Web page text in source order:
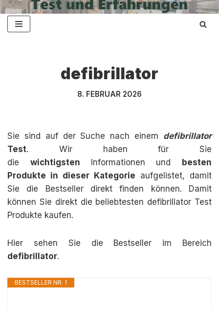
Zum
defibrillator
8. FEBRUAR 2026
Sie sind auf der Suche nach einem defibrillator
Test. Wir haben für Sie
die wichtigsten Informationen und
besten
Produkte in dieser Kategorie aufgelistet, damit
Sie die Bestseller direkt finden können. Damit
können Sie direkt die beliebtesten defibrillator Test
Produkte kaufen.
Hier sehen Sie die Bestseller im Bereich
defibrillator.
BESTSELLER NR. 1